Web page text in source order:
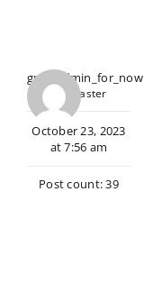
grpr_admin_for_now
Keymaster
October 23, 2023
at 7:56 am
Post count: 39